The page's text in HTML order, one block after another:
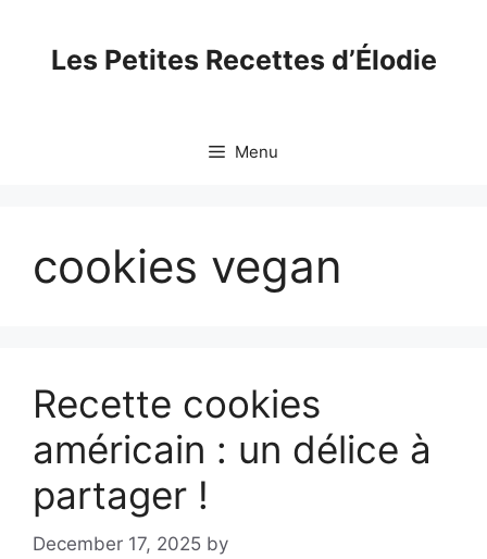
contentLes Petites Recettes d’Élodie
Menu
cookies vegan
Recette cookies
américain : un délice à
partager !
December 17, 2025 by